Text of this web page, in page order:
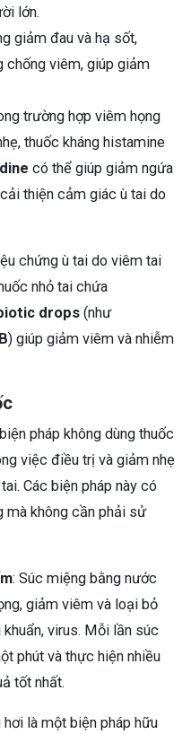
lớn.
giảm đau và hạ sốt,
chống viêm, giúp giảm
trường hợp viêm họng
thuốc kháng histamine
có thể giúp giảm ngứa
thiện cảm giác ù tai do
chứng ù tai do viêm tai
nhỏ tai chứa
drops (như
) giúp giảm viêm và nhiễm
pháp không dùng thuốc
việc điều trị và giảm nhẹ
Các biện pháp này có
mà không cần phải sử
: Súc miệng bằng nước
giảm viêm và loại bỏ
virus. Mỗi lần súc
phút và thực hiện nhiều
tốt nhất.
hơi là một biện pháp hữu